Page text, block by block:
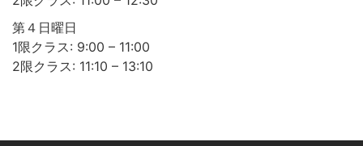
第４日曜日
1限クラス: 9:00 – 11:00
2限クラス: 11:10 – 13:10